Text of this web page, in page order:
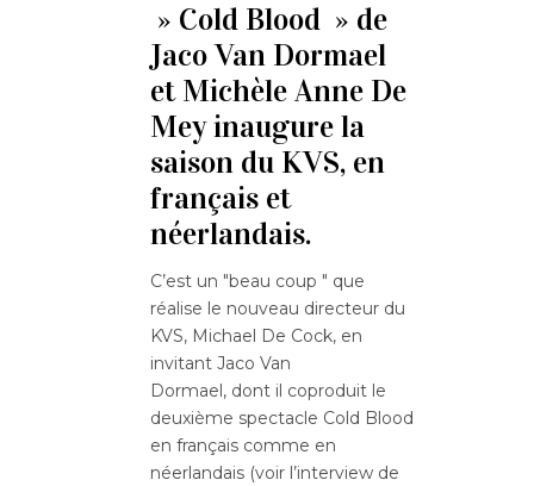
» Cold Blood » de
Jaco Van Dormael
et Michèle Anne De
Mey inaugure la
saison du KVS, en
français et
néerlandais.
C’est un "beau coup " que
réalise le nouveau directeur du
KVS, Michael De Cock, en
invitant Jaco Van
Dormael, dont il coproduit le
deuxième spectacle Cold Blood
en français comme en
néerlandais (voir l’interview de